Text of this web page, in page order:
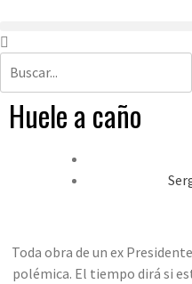
Huele a caño
Toda obra de un ex
polémica. El tiempo dirá si